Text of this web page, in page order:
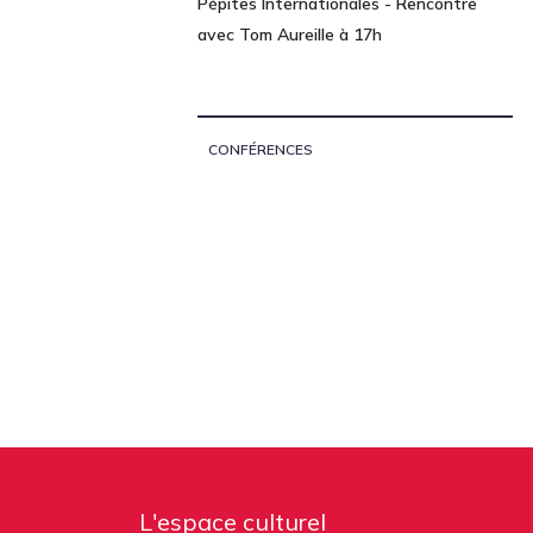
avec Tom Aureille à 17h
CONFÉRENCES
L'espace culturel